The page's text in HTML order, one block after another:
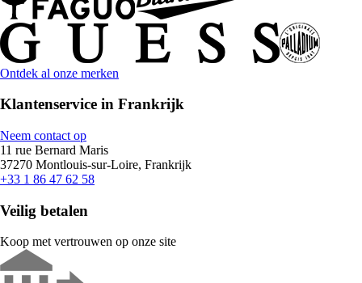
Ontdek al onze merken
Klantenservice in Frankrijk
Neem contact op
11 rue Bernard Maris
37270 Montlouis-sur-Loire, Frankrijk
+33 1 86 47 62 58
Veilig betalen
Koop met vertrouwen op onze site